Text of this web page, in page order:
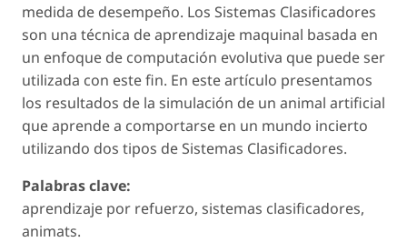
medida de desempeño. Los Sistemas Clasificadores
son una técnica de aprendizaje maquinal basada en
un enfoque de computación evolutiva que puede ser
utilizada con este fin. En este artículo presentamos
los resultados de la simulación de un animal artificial
que aprende a comportarse en un mundo incierto
utilizando dos tipos de Sistemas Clasificadores.
Palabras clave:
aprendizaje por refuerzo, sistemas clasificadores,
animats.